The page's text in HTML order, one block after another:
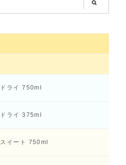
ドライ 750ml
ドライ 375ml
スイート 750ml